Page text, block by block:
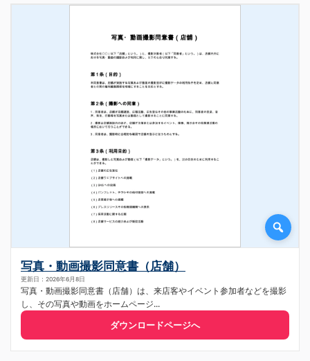
写真・動画撮影同意書（店舗）
更新日：2026年6月8日
写真・動画撮影同意書（店舗）は、来店客やイベント参加者などを撮影
し、その写真や動画をホームページ...
ダウンロードページへ